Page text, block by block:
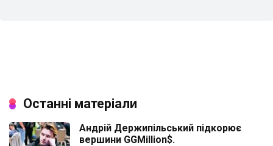
Останні матеріали
Андрій Держипільський підкорює
вершини GGMillion$.